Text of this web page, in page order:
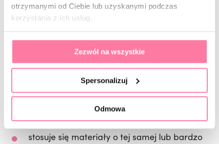
otrzymanymi od Ciebie lub uzyskanymi podczas
korzystania z ich usług.
Zezwól na wszystkie
Spersonalizuj
Odmowa
jest analiza nie tylko rodzaju uszkodzenia, ale
również wieku stylizacji i typu użytych wcześniej
produktów.
Jakie praktyki zwiększają trwałość
Aby naprawa uszkodzonego paznokcia była
stosuje się materiały o tej samej lub bardzo